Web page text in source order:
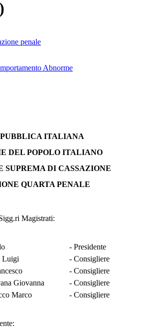
penale
Abnorme
ITALIANA
DEL POPOLO ITALIANO
SUPREMA DI CASSAZIONE
QUARTA PENALE
Magistrati:
Luigi
Giovanna
Marco
- Presidente
- Consigliere
- Consigliere
- Consigliere
- Consigliere